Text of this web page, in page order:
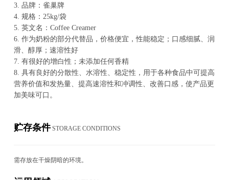
3. 品牌：雀巢牌
4. 规格：25kg/袋
5. 英文名：Coffee Creamer
6. 作为奶粉的部分代替品，价格便宜，性能稳定；口感细腻、润
滑、醇厚；速溶性好
7. 有很好的增白性；未添加任何香精
8. 具有良好的分散性、水溶性、稳定性，用于各种食品中可提高
营养价值和发热量、提高速溶性和冲调性、改善口感，使产品更
加美味可口。
贮存条件 STOR­AGE CON­DI­TIONS
需存放在干燥阴暗的环境。